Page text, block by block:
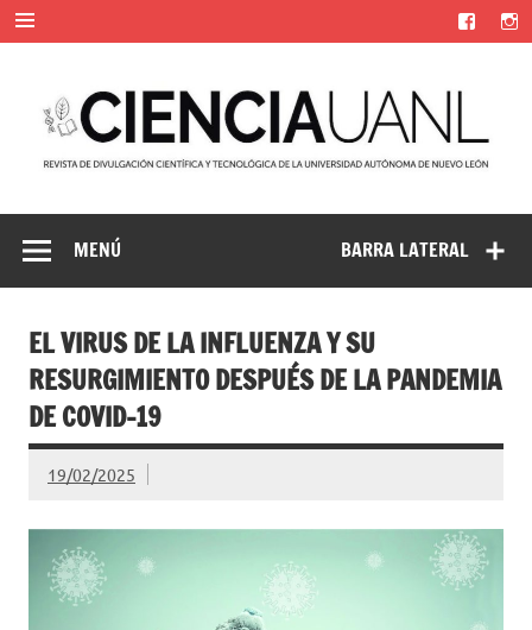
Saltar
contenido
Universidad Autónoma de Nuevo León
BARRA LATERAL
MENÚ
EL VIRUS DE LA INFLUENZA Y SU
RESURGIMIENTO DESPUÉS DE LA PANDEMIA
DE COVID-19
19/02/2025